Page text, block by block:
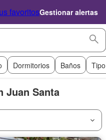
favoritosGestionar alertas
Dormitorios Baños
Juan Santa